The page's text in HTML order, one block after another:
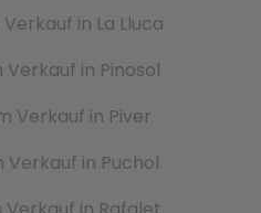
in La Lluca
in Pinosol
Verkauf in Piver
Verkauf in Puchol